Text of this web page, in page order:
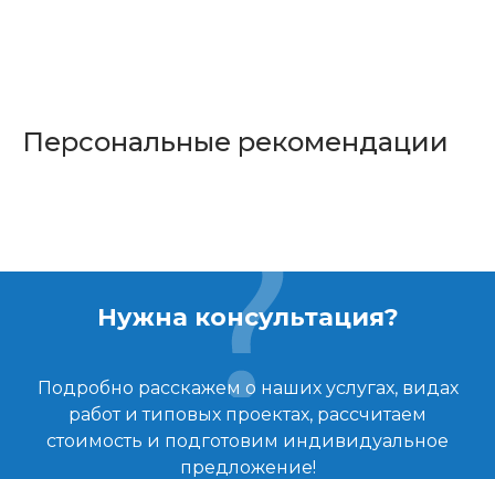
Персональные рекомендации
Нужна консультация?
Подробно расскажем о наших услугах, видах
работ и типовых проектах, рассчитаем
стоимость и подготовим индивидуальное
предложение!